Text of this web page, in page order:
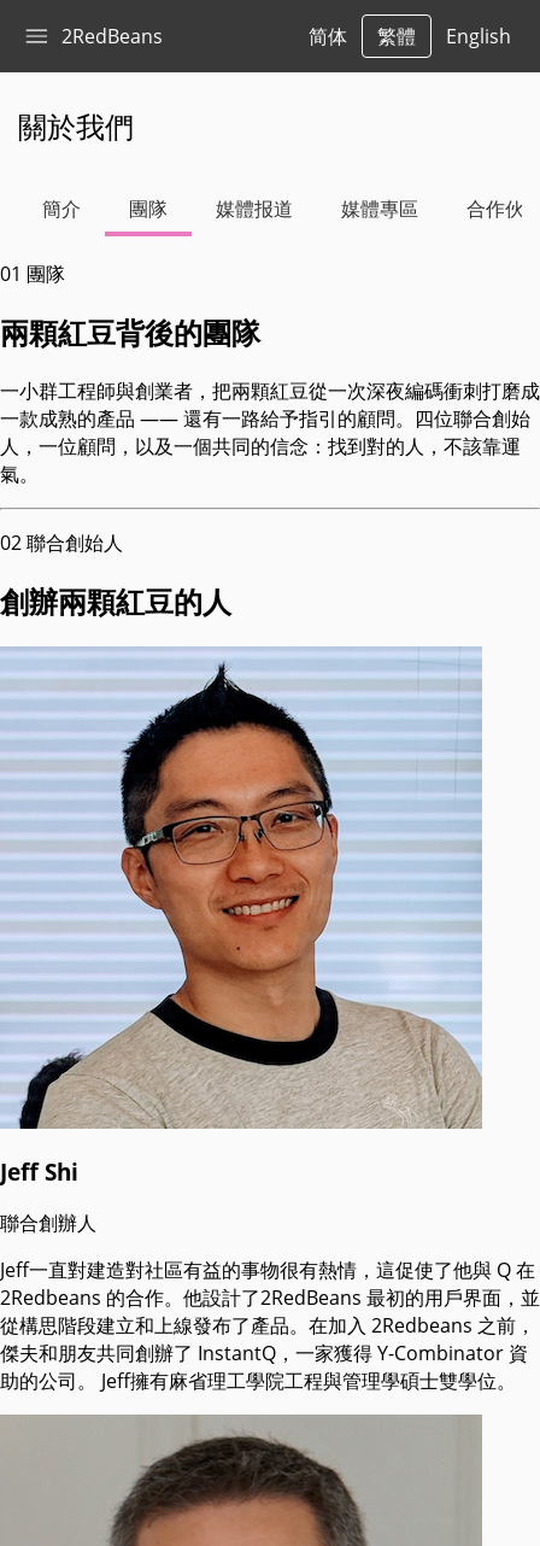
2RedBeans 简体 繁體 English
關於我們
簡介 團隊 媒體报道 媒體專區 合作伙
01 團隊
兩顆紅豆背後的團隊
一小群工程師與創業者，把兩顆紅豆從一次深夜編碼衝刺打磨成
一款成熟的產品 —— 還有一路給予指引的顧問。四位聯合創始
人，一位顧問，以及一個共同的信念：找到對的人，不該靠運
氣。
02聯合創始人
創辦兩顆紅豆的人
Jeff Shi
聯合創辦人
Jeff一直對建造對社區有益的事物很有熱情，這促使了他與 Q 在
2Redbeans 的合作。他設計了2RedBeans 最初的用戶界面，並
從構思階段建立和上線發布了產品。在加入 2Redbeans 之前，
傑夫和朋友共同創辦了 InstantQ，一家獲得 Y-Combinator 資
助的公司。 Jeff擁有麻省理工學院工程與管理學碩士雙學位。